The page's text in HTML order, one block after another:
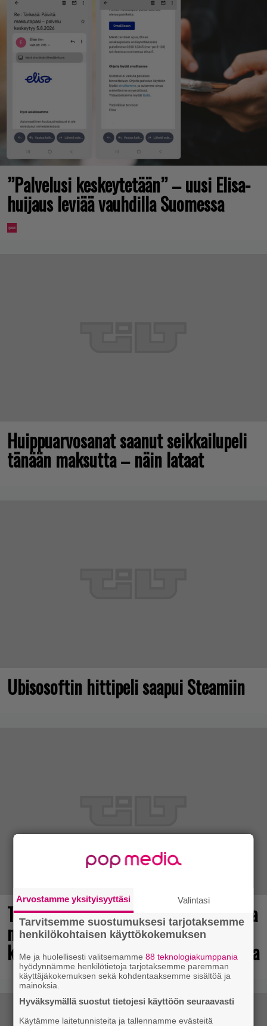
”Palvelusi keskeytetään” – uusi Elisa-
huijaus leviää vauhdilla Suomessa
Huippuarvosanat saanut seikkailupeli
tänään maksutta – näin lataat
Ubisosoftin hittipeli saapui Steamiin
Tulevasta Resident Evil -uusioversiosta
näyttäisi tulevan menestys – jo yli
kahden miljoonan pelaajan toivelistalla
Arvostamme yksityisyyttäsi Valintasi
Tarvitsemme suostumuksesi tarjotaksemme
henkilökohtaisen käyttökokemuksen
Me ja huolellisesti valitsemamme88 teknologiakumppania
hyödynnämme henkilötietoja tarjotaksemme paremman
käyttäjäkokemuksen sekä kohdentaaksemme sisältöä ja
mainoksia.
Hyväksymällä suostut tietojesi käyttöön seuraavasti
Käytämme laitetunnisteita ja tallennamme evästeitä